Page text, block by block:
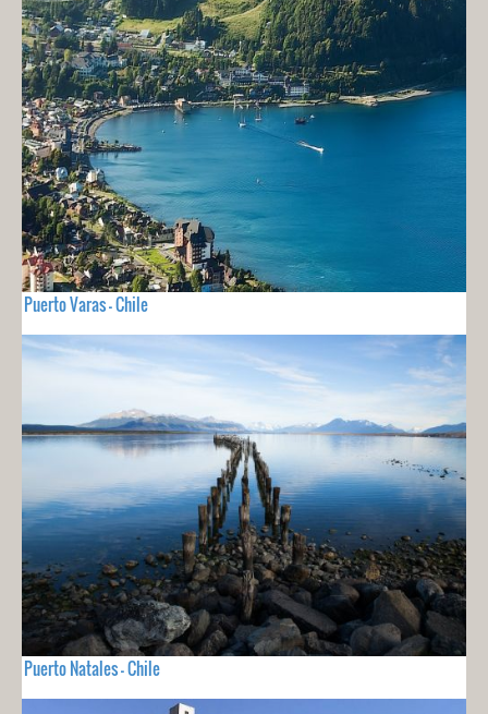
Puerto Varas - Chile
Puerto Natales - Chile